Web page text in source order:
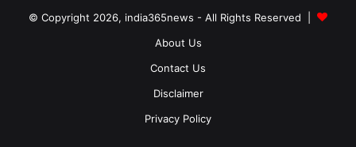
© Copyright 2026, india365news - All Rights Reserved |
About Us
Contact Us
Disclaimer
Privacy Policy